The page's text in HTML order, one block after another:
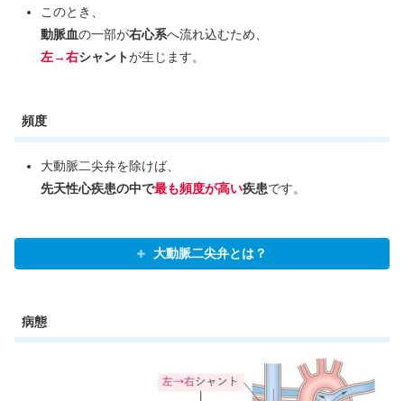
このとき、
動脈血の一部が右心系へ流れ込むため、
左→右シャントが生じます。
頻度
大動脈二尖弁を除けば、
先天性心疾患の中で最も頻度が高い疾患です。
大動脈二尖弁とは？
病態